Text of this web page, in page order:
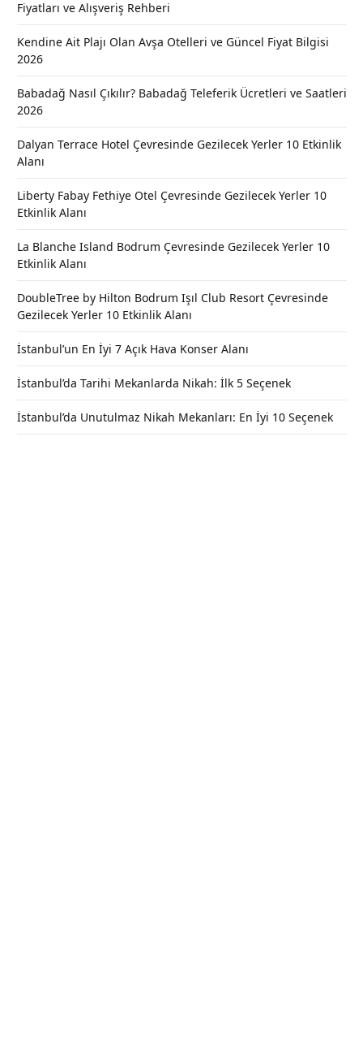
Fiyatları ve Alışveriş Rehberi
Kendine Ait Plajı Olan Avşa Otelleri ve Güncel Fiyat Bilgisi
2026
Babadağ Nasıl Çıkılır? Babadağ Teleferik Ücretleri ve Saatleri
2026
Dalyan Terrace Hotel Çevresinde Gezilecek Yerler 10 Etkinlik
Alanı
Liberty Fabay Fethiye Otel Çevresinde Gezilecek Yerler 10
Etkinlik Alanı
La Blanche Island Bodrum Çevresinde Gezilecek Yerler 10
Etkinlik Alanı
DoubleTree by Hilton Bodrum Işıl Club Resort Çevresinde
Gezilecek Yerler 10 Etkinlik Alanı
İstanbul’un En İyi 7 Açık Hava Konser Alanı
İstanbul’da Tarihi Mekanlarda Nikah: İlk 5 Seçenek
İstanbul’da Unutulmaz Nikah Mekanları: En İyi 10 Seçenek